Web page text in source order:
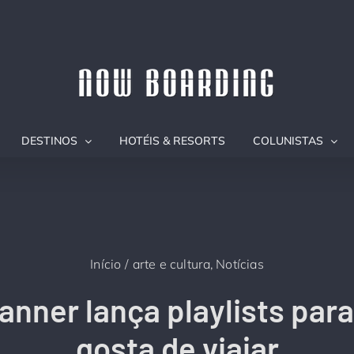
DESTINOS HOTÉIS & RESORTS COLUNISTAS
Início arte e cultura Notícias
lança playlists